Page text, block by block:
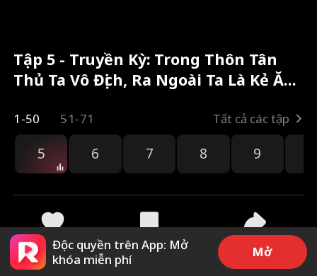
Tập 5 - Truyền Kỳ: Trong Thôn Tân
Thủ Ta Vô Địch, Ra Ngoài Ta Là Kẻ Ăn
1-50 51-71 Tất cả các tập
5 6 7 8 9
46 394 Chia sẻ
Độc quyền trên App: Mở
khóa miễn phí
Mở